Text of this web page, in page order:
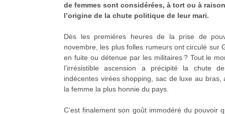
de femmes sont considérées, à tort ou à
l’origine de la chute politique de leur mari.
Dès les premières heures de la prise de
novembre, les plus folles rumeurs ont circulé sur
en fuite ou détenue par les militaires ? Tout le
l’irrésistible ascension a précipité la chute
indécentes virées shopping, sac de luxe au
la femme la plus honnie du pays.
C’est finalement son goût immodéré du pouvoir